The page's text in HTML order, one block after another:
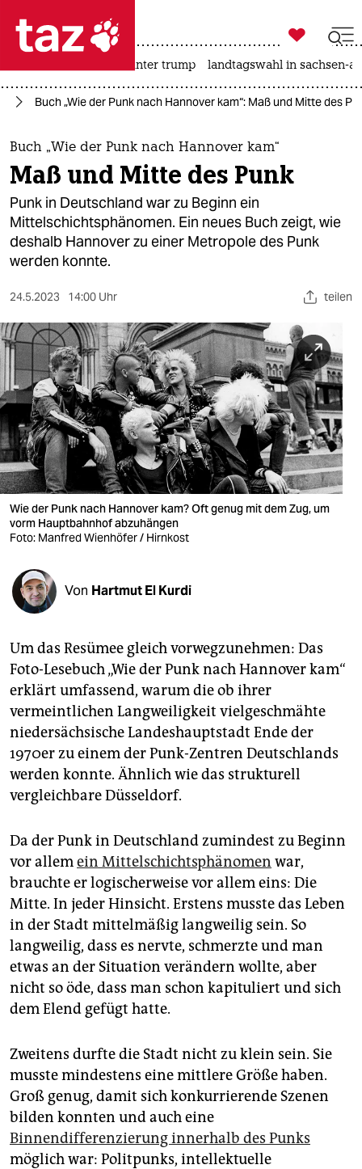
 taz zahl ich
taz zahl ich
themen
politik
öko
gesellschaft
kultur
sport
berlin
nord
wahrheit
verlag
verlag
veranstaltungen
shop
fragen & hilfe
abo
genossenschaft
epaper login

taz zahl ich
usa unter trump landtagswahl in sachsen-
Buch „Wie der Punk nach Hannover kam“: Maß und Mitte des
Buch „Wie der Punk nach Hannover kam“
Maß und Mitte des Punk
Punk in Deutschland war zu Beginn ein
Mittelschichtsphänomen. Ein neues Buch zeigt, wie
deshalb Hannover zu einer Metropole des Punk
werden konnte.
24.5.2023 14:00 Uhr teilen
Wie der Punk nach Hannover kam? Oft genug mit dem Zug, um
vorm Hauptbahnhof abzuhängen
Foto: Manfred Wienhöfer / Hirnkost
Von Hartmut El Kurdi
Um das Resümee gleich vorwegzunehmen: Das
Foto-Lesebuch „Wie der Punk nach Hannover kam“
erklärt umfassend, warum die ob ihrer
vermeintlichen Langweiligkeit vielgeschmähte
niedersächsische Landeshauptstadt Ende der
1970er zu einem der Punk-Zentren Deutschlands
werden konnte. Ähnlich wie das strukturell
vergleichbare Düsseldorf.
Da der Punk in Deutschland zumindest zu Beginn
vor allemein Mittelschichtsphänomen war,
brauchte er logischerweise vor allem eins: Die
Mitte. In jeder Hinsicht. Erstens musste das Leben
in der Stadt mittelmäßig langweilig sein. So
langweilig, dass es nervte, schmerzte und man
etwas an der Situation verändern wollte, aber
nicht so öde, dass man schon kapituliert und sich
dem Elend gefügt hatte.
Zweitens durfte die Stadt nicht zu klein sein. Sie
musste mindestens eine mittlere Größe haben.
Groß genug, damit sich konkurrierende Szenen
bilden konnten und auch eine
Binnendifferenzierung innerhalb des Punks
möglich war: Politpunks, intellektuelle